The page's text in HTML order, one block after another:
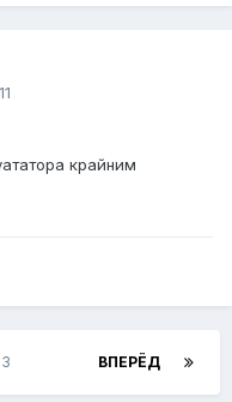
крайним
ВПЕРЁД